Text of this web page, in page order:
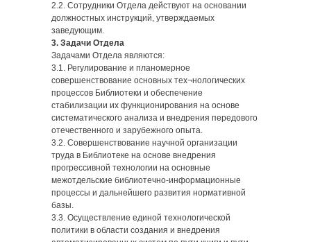
2.2. Сотрудники Отдела действуют на основании
должностных инструкций, утверждаемых
заведующим.
3. Задачи Отдела
Задачами Отдела являются:
3.1. Регулирование и планомерное
совершенствование основных тех¬нологических
процессов Библиотеки и обеспечение
стабилизации их функционирования на основе
систематического анализа и внедрения передового
отечественного и зарубежного опыта.
3.2. Совершенствование научной организации
труда в Библиотеке на основе внедрения
прогрессивной технологии на основные
межотдельские библиотечно-информационные
процессы и дальнейшего развития нормативной
базы.
3.3. Осуществление единой технологической
политики в области создания и внедрения